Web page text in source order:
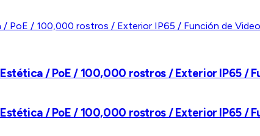
/ PoE / 100,000 rostros / Exterior IP65 /
/ PoE / 100,000 rostros / Exterior IP65 /